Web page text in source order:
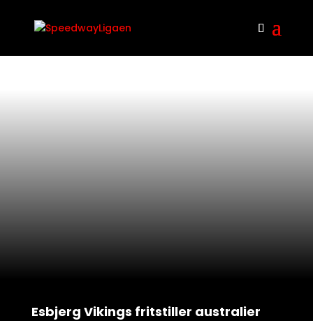
Esbjerg Vikings fritstiller australier